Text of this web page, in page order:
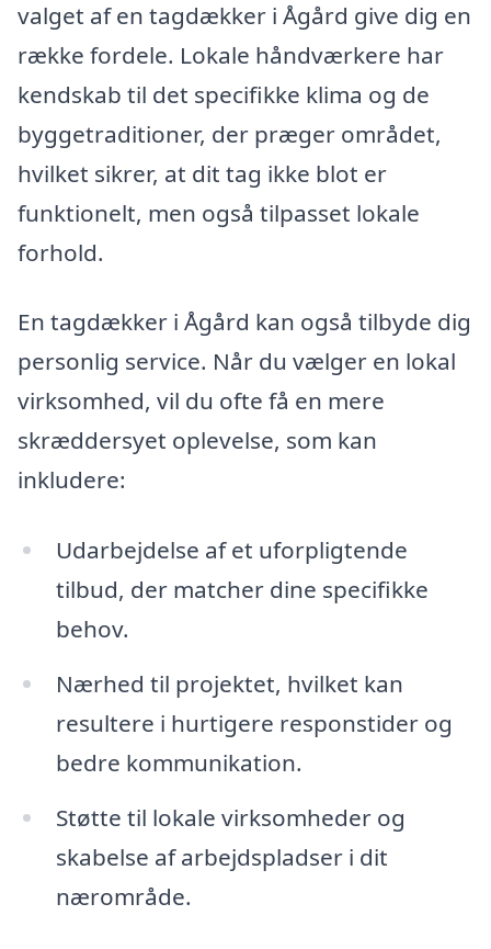
valget af en tagdækker i Ågård give dig en
række fordele. Lokale håndværkere har
kendskab til det specifikke klima og de
byggetraditioner, der præger området,
hvilket sikrer, at dit tag ikke blot er
funktionelt, men også tilpasset lokale
forhold.
En tagdækker i Ågård kan også tilbyde dig
personlig service. Når du vælger en lokal
virksomhed, vil du ofte få en mere
skræddersyet oplevelse, som kan
inkludere:
Udarbejdelse af et uforpligtende
tilbud, der matcher dine specifikke
behov.
Nærhed til projektet, hvilket kan
resultere i hurtigere responstider og
bedre kommunikation.
Støtte til lokale virksomheder og
skabelse af arbejdspladser i dit
nærområde.